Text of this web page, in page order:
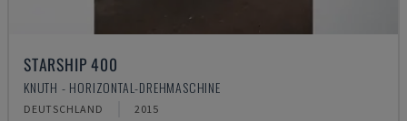
STARSHIP 400
KNUTH - HORIZONTAL-DREHMASCHINE
DEUTSCHLAND 2015